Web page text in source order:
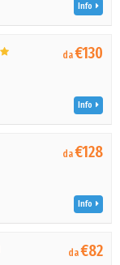
Info
da€130
Info
da€128
Info
da€82